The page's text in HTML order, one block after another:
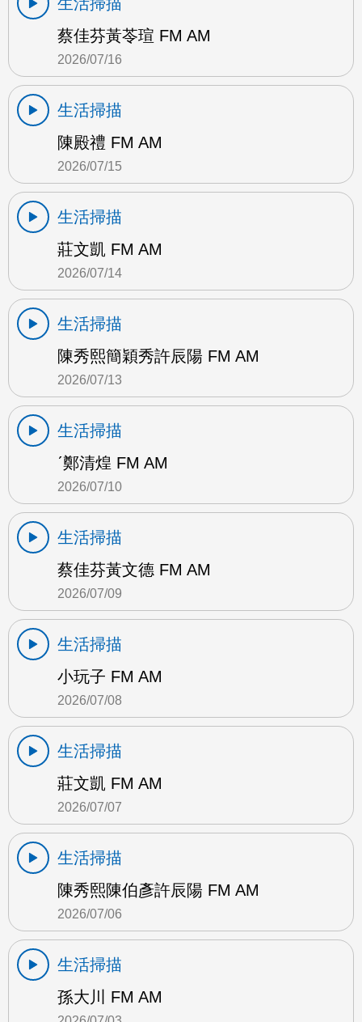
蔡佳芬黃苓瑄 FM AM
2026/07/16
生活掃描
陳殿禮 FM AM
2026/07/15
生活掃描
莊文凱 FM AM
2026/07/14
生活掃描
陳秀熙簡穎秀許辰陽 FM AM
2026/07/13
生活掃描
ˊ鄭清煌 FM AM
2026/07/10
生活掃描
蔡佳芬黃文德 FM AM
2026/07/09
生活掃描
小玩子 FM AM
2026/07/08
生活掃描
莊文凱 FM AM
2026/07/07
生活掃描
陳秀熙陳伯彥許辰陽 FM AM
2026/07/06
生活掃描
孫大川 FM AM